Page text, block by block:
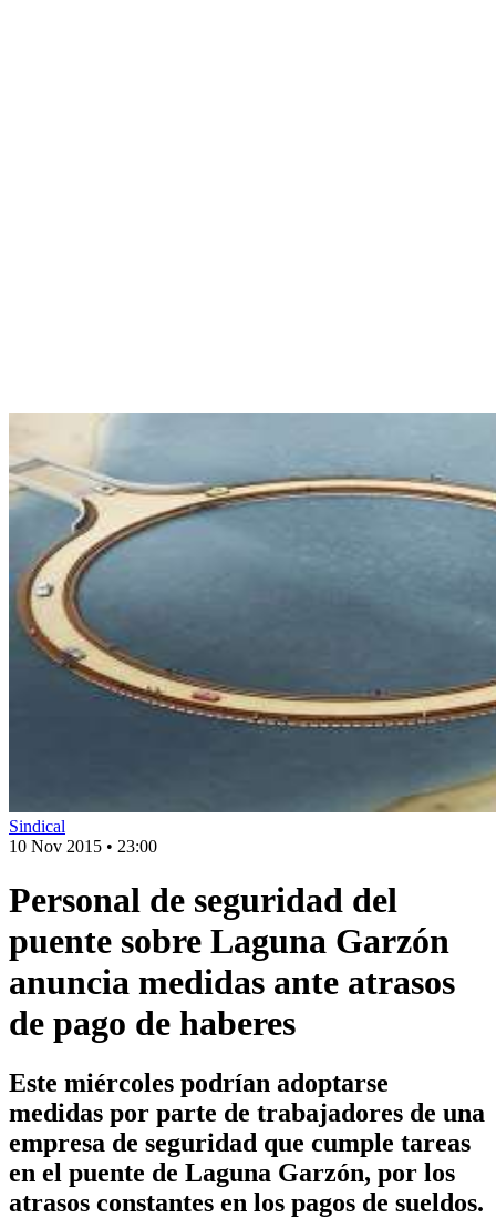
Sindical
10 Nov 2015 • 23:00
Personal de seguridad del
puente sobre Laguna Garzón
anuncia medidas ante atrasos
de pago de haberes
Este miércoles podrían adoptarse
medidas por parte de trabajadores de una
empresa de seguridad que cumple tareas
en el puente de Laguna Garzón, por los
atrasos constantes en los pagos de sueldos.